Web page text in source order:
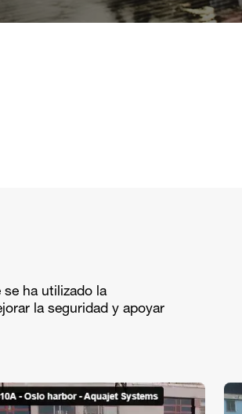
ha utilizado la
la seguridad y apoyar